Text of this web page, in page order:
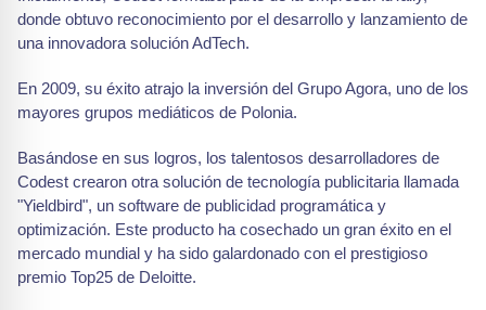
donde obtuvo reconocimiento por el desarrollo y lanzamiento de
una innovadora solución AdTech.
En 2009, su éxito atrajo la inversión del Grupo Agora, uno de los
mayores grupos mediáticos de Polonia.
Basándose en sus logros, los talentosos desarrolladores de
Codest crearon otra solución de tecnología publicitaria llamada
"Yieldbird", un software de publicidad programática y
optimización. Este producto ha cosechado un gran éxito en el
mercado mundial y ha sido galardonado con el prestigioso
premio Top25 de Deloitte.